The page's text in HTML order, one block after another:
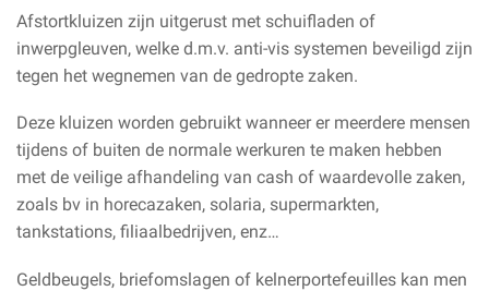
Afstortkluizen zijn uitgerust met schuifladen of
inwerpgleuven, welke d.m.v. anti-vis systemen beveiligd zijn
tegen het wegnemen van de gedropte zaken.
Deze kluizen worden gebruikt wanneer er meerdere mensen
tijdens of buiten de normale werkuren te maken hebben
met de veilige afhandeling van cash of waardevolle zaken,
zoals bv in horecazaken, solaria, supermarkten,
tankstations, filiaalbedrijven, enz…
Geldbeugels, briefomslagen of kelnerportefeuilles kan men